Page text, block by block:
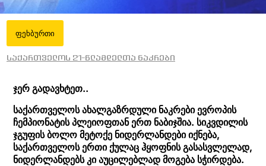
ფეხბურთი
საქართველოს 21-წლამდელთა ნაკრები
ჯერ გადავხტეთ..
საქართველოს ახალგაზრდული ნაკრები ევროპის
ჩემპიონატის პლეიოფთან ერთ ნაბიჯშია. სიკვდილის
ჯგუფის ბოლო მეტოქე ნიდერლანდები იქნება,
საქართველოს ერთი ქულაც ჰყოფნის გასასვლელად,
ნიდერლანდებს კი აუცილებლად მოგება სჭირდება.